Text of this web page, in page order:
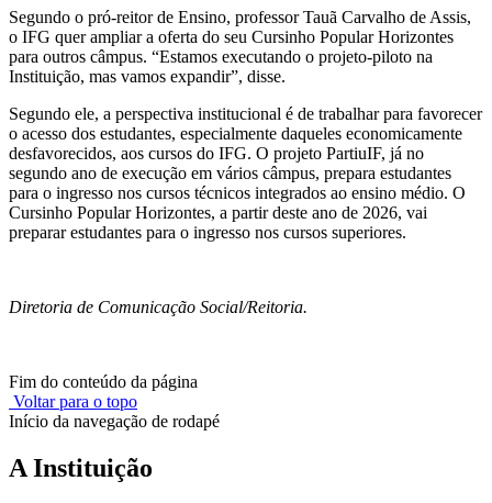
Segundo o pró-reitor de Ensino, professor Tauã Carvalho de Assis,
o IFG quer ampliar a oferta do seu Cursinho Popular Horizontes
para outros câmpus. “Estamos executando o projeto-piloto na
Instituição, mas vamos expandir”, disse.
Segundo ele, a perspectiva institucional é de trabalhar para favorecer
o acesso dos estudantes, especialmente daqueles economicamente
desfavorecidos, aos cursos do IFG. O projeto PartiuIF, já no
segundo ano de execução em vários câmpus, prepara estudantes
para o ingresso nos cursos técnicos integrados ao ensino médio. O
Cursinho Popular Horizontes, a partir deste ano de 2026, vai
preparar estudantes para o ingresso nos cursos superiores.
Diretoria de Comunicação Social/Reitoria.
Fim do conteúdo da página
Voltar para o topo
Início da navegação de rodapé
A Instituição